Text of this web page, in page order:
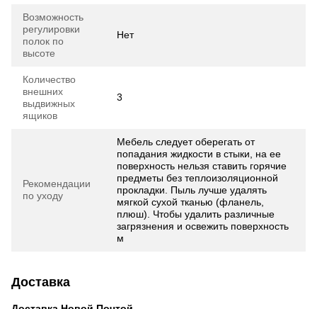
Возможность
регулировки
полок по
высоте
Нет
Количество
внешних
выдвижных
ящиков
3
Рекомендации
по уходу
Мебель следует оберегать от
попадания жидкости в стыки, на ее
поверхность нельзя ставить горячие
предметы без теплоизоляционной
прокладки. Пыль лучше удалять
мягкой сухой тканью (фланель,
плюш). Чтобы удалить различные
загрязнения и освежить поверхность
м
Доставка